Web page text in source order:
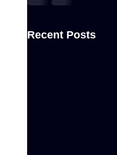
Recent Posts